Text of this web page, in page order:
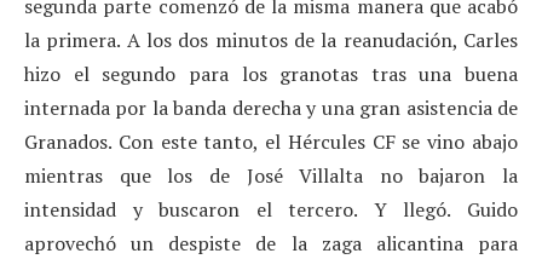
segunda parte comenzó de la misma manera que acabó
la primera. A los dos minutos de la reanudación, Carles
hizo el segundo para los granotas tras una buena
internada por la banda derecha y una gran asistencia de
Granados. Con este tanto, el Hércules CF se vino abajo
mientras que los de José Villalta no bajaron la
intensidad y buscaron el tercero. Y llegó. Guido
aprovechó un despiste de la zaga alicantina para